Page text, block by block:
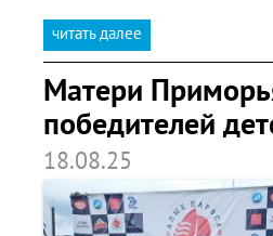
читать далее
Матери
победителей
18.08.25